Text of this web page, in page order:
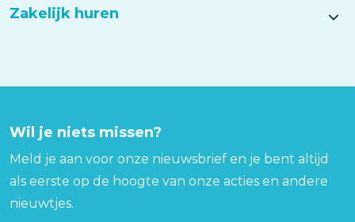
Zakelijk huren
Wil je niets missen?
Meld je aan voor onze nieuwsbrief en je bent altijd
als eerste op de hoogte van onze acties en andere
nieuwtjes.